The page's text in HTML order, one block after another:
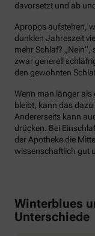
davorsetzt und ab
Apropos aufstehen,
dunklen Jahreszeit
mehr Schlaf?
zwar generell
den gewohnten
Wenn man länger als
bleibt, kann das
Andererseits kann
drücken. Bei
der Apotheke die
wissenschaftlich gut
Winterblues
Unterschiede